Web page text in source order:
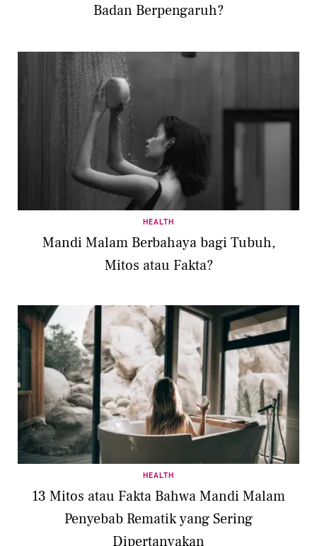
Badan Berpengaruh?
HEALTH
Mandi Malam Berbahaya bagi Tubuh,
Mitos atau Fakta?
HEALTH
13 Mitos atau Fakta Bahwa Mandi Malam
Penyebab Rematik yang Sering
Dipertanyakan